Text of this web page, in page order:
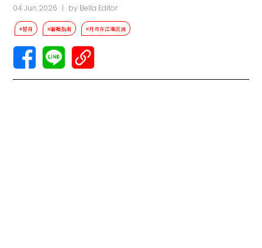
04 Jun 2026 | by Bella Editor
#替身 #編輯指南 #月亮在江邊流淌